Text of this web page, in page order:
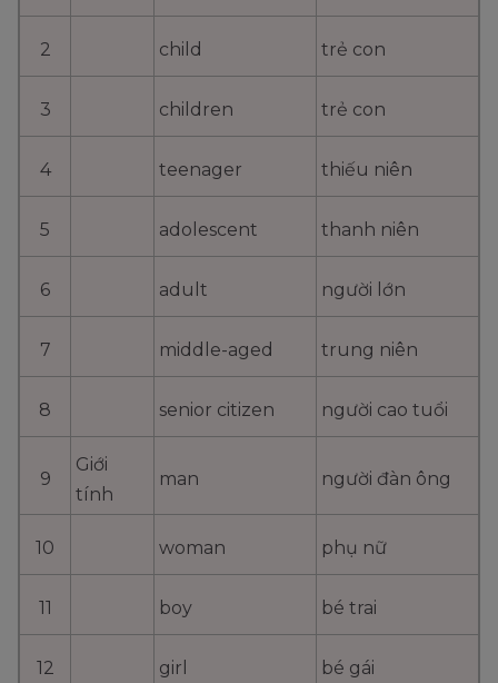
2 child trẻ con
3 children trẻ con
4 teenager thiếu niên
5 adolescent thanh niên
6 adult người lớn
7 middle-aged trung niên
8 senior citizen người cao tuổi
9
Giới
tính
man người đàn ông
10 woman phụ nữ
11 boy bé trai
12 girl bé gái